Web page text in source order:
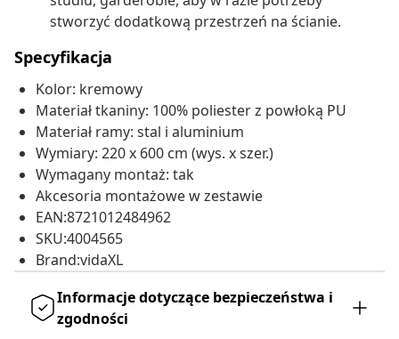
stworzyć dodatkową przestrzeń na ścianie.
Specyfikacja
Kolor: kremowy
Materiał tkaniny: 100% poliester z powłoką PU
Materiał ramy: stal i aluminium
Wymiary: 220 x 600 cm (wys. x szer.)
Wymagany montaż: tak
Akcesoria montażowe w zestawie
EAN:8721012484962
SKU:4004565
Brand:vidaXL
Informacje dotyczące bezpieczeństwa i
zgodności